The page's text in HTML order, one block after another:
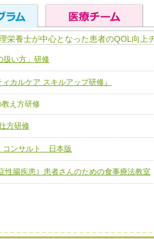
人としての基礎能力
践する医療人として、必要な基礎能力を身
ム医療構成力
種連携力
スキルを学び、相互理解と連携を深める
内横断的問題解決チーム】
医療連携推進による高度医療を必要とする
ーム】
者服薬サポートチーム】
ケアチーム】
妄対策チーム】
関係機関と連携した小児リハビリテーショ
栄養士が中心となった患者のQOL向上
扱い方」研修
カルケア スキルアップ研修』
教え方研修
方研修
コンサルト 日本版
性腸疾患）患者さんのための食事療法教室